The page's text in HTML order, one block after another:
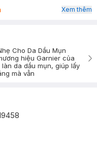
Xem thêm
Cho Da Dầu Mụn
hiệu Garnier của
da dầu mụn, giúp lấy
mà vẫn